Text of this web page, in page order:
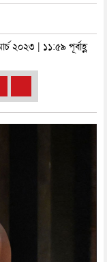
২০২৩ | ১১:৫৯ পূর্বাহ্ণ